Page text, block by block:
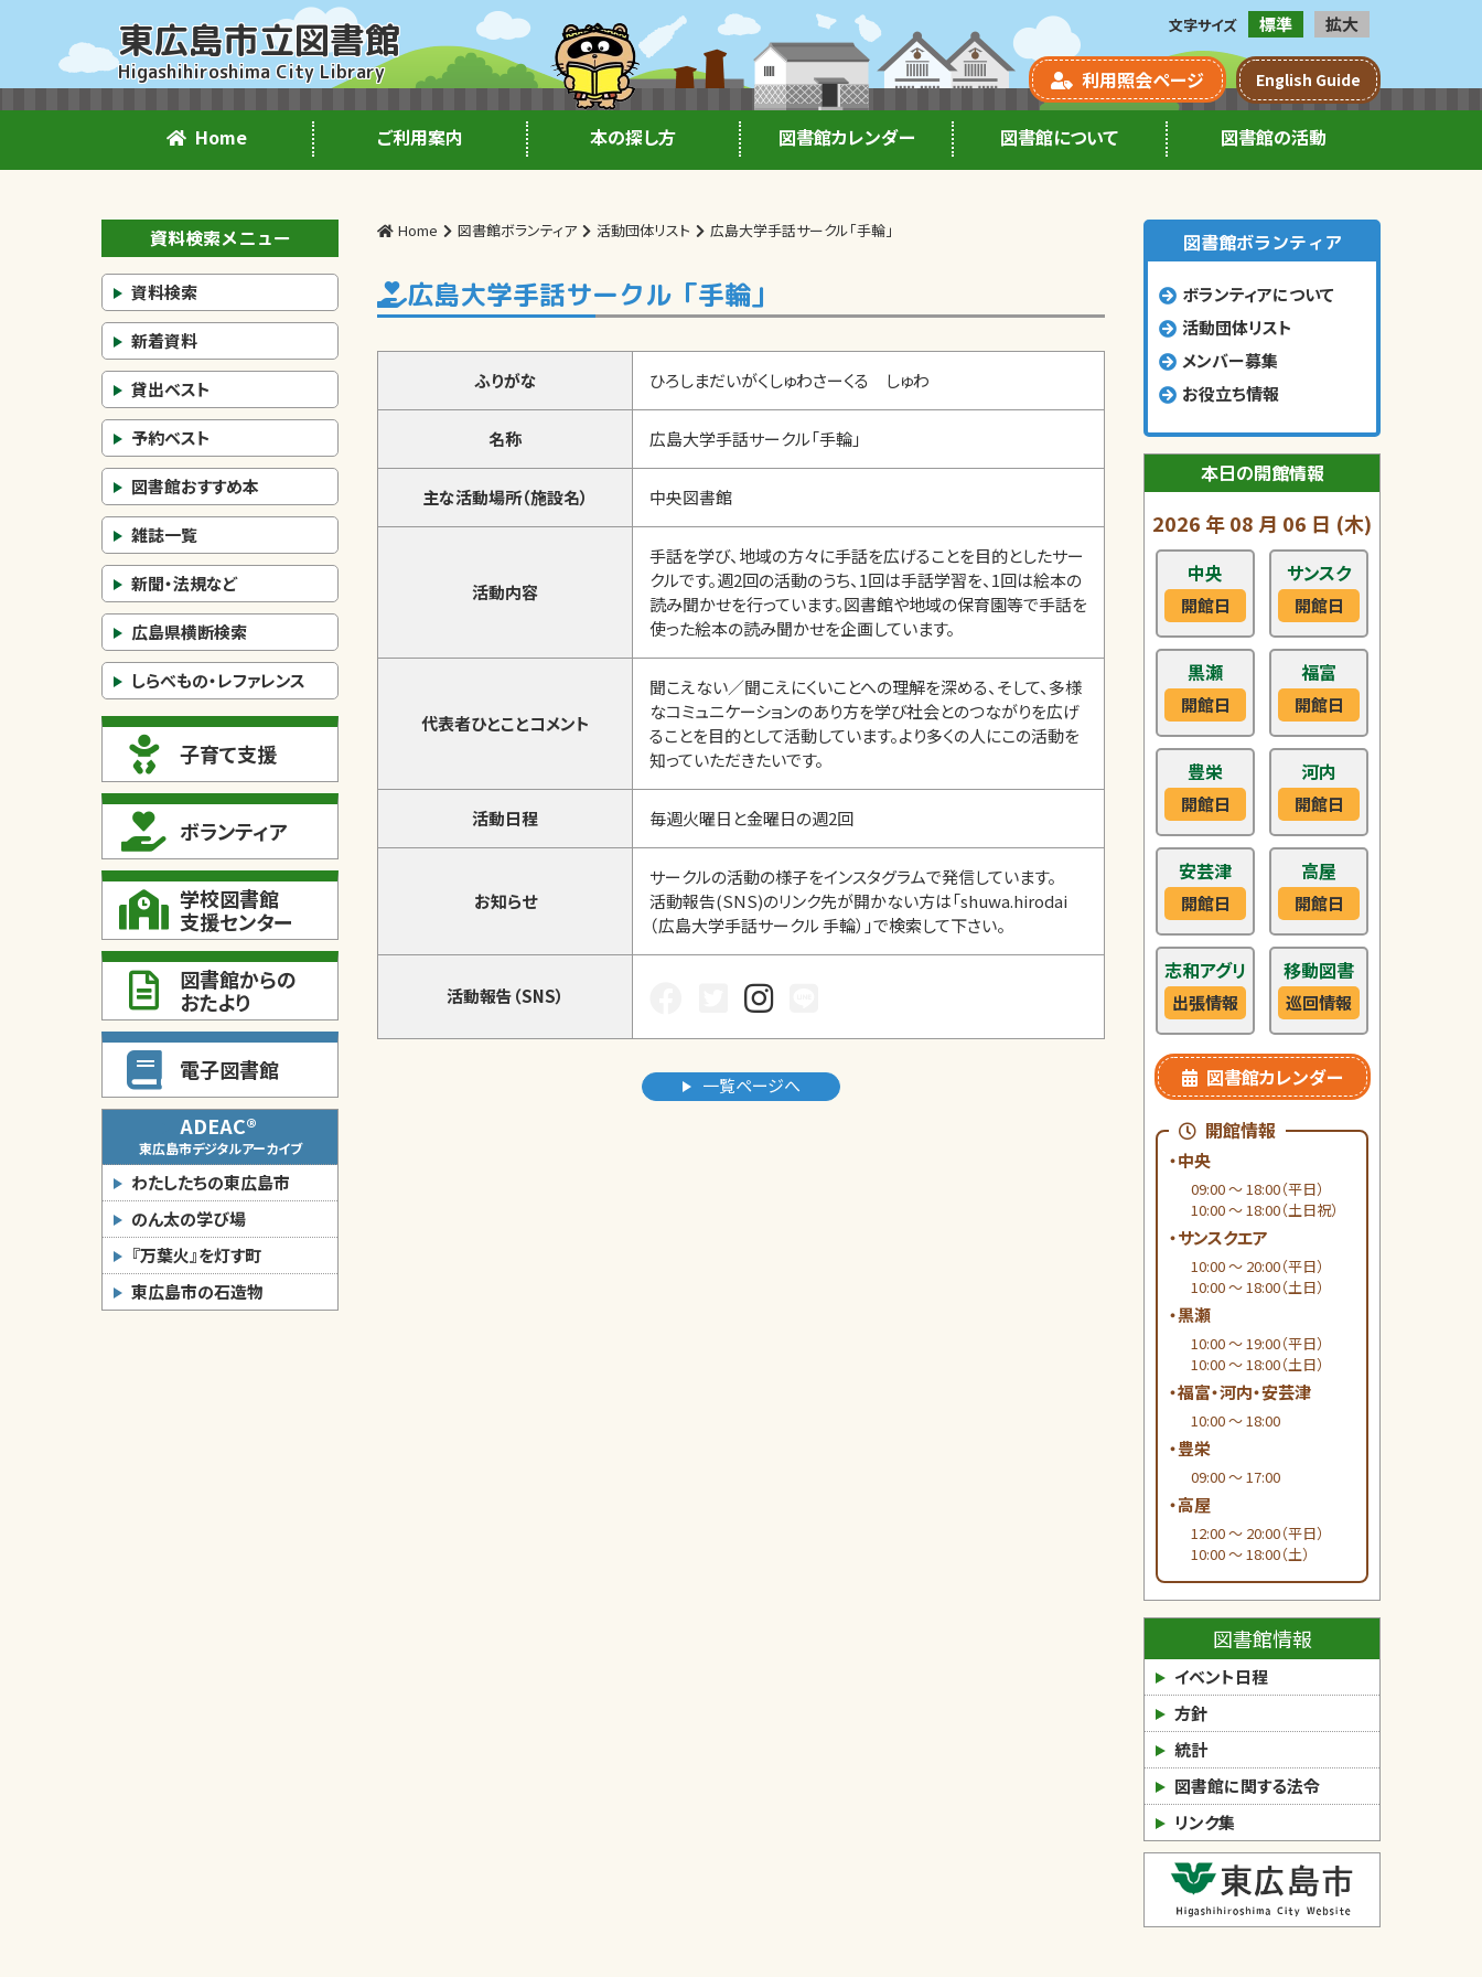
東広島市立図書館
Higashihiroshima City Library
文字サイズ 標準 拡大
利用照会ページ English Guide
Home ご利用案内 本の探し方 図書館カレンダー 図書館について 図書館の活動
資料検索メニュー
資料検索
新着資料
貸出ベスト
予約ベスト
図書館おすすめ本
雑誌一覧
新聞・法規など
広島県横断検索
しらべもの・レファレンス
子育て支援
ボランティア
学校図書館
支援センター
図書館からの
おたより
電子図書館
ADEAC®
東広島市デジタルアーカイブ
わたしたちの東広島市
のん太の学び場
『万葉火』を灯す町
東広島市の石造物
Home 図書館ボランティア 活動団体リスト 広島大学手話サークル「手輪」
広島大学手話サークル「手輪」
ふりがな ひろしまだいがくしゅわさーくる しゅわ
名称 広島大学手話サークル「手輪」
主な活動場所（施設名） 中央図書館
活動内容
手話を学び、地域の方々に手話を広げることを目的としたサー
クルです。週2回の活動のうち、1回は手話学習を、1回は絵本の
読み聞かせを行っています。図書館や地域の保育園等で手話を
使った絵本の読み聞かせを企画しています。
代表者ひとことコメント
聞こえない／聞こえにくいことへの理解を深める、そして、多様
なコミュニケーションのあり方を学び社会とのつながりを広げ
ることを目的として活動しています。より多くの人にこの活動を
知っていただきたいです。
活動日程 毎週火曜日と金曜日の週2回
お知らせ
サークルの活動の様子をインスタグラムで発信しています。
活動報告(SNS)のリンク先が開かない方は「shuwa.hirodai
（広島大学手話サークル 手輪）」で検索して下さい。
活動報告（SNS）
一覧ページへ
図書館ボランティア
ボランティアについて
活動団体リスト
メンバー募集
お役立ち情報
本日の開館情報
2026 年08 月 06 日 (木)
中央
開館日
サンスク
開館日
黒瀬
開館日
福富
開館日
豊栄
開館日
河内
開館日
安芸津
開館日
高屋
開館日
志和アグリ
出張情報
移動図書
巡回情報
図書館カレンダー
開館情報
・中央
09:00 ～ 18:00（平日）
10:00 ～ 18:00（土日祝）
・サンスクエア
10:00 ～ 20:00（平日）
10:00 ～ 18:00（土日）
・黒瀬
10:00 ～ 19:00（平日）
10:00 ～ 18:00（土日）
・福富・河内・安芸津
10:00 ～ 18:00
・豊栄
09:00 ～ 17:00
・高屋
12:00 ～ 20:00（平日）
10:00 ～ 18:00（土）
図書館情報
イベント日程
方針
統計
図書館に関する法令
リンク集